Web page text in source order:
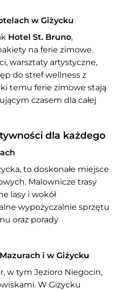
w Giżycku
Hotel St. Bruno,
na ferie zimowe.
warsztaty artystyczne,
do stref wellness z
temu ferie zimowe stają
czasem dla całej
dla każdego
to doskonałe miejsce
Malownicze trasy
lasy i wokół
wypożyczalnie sprzętu
oraz porady
i w Giżycku
w tym Jezioro Niegocin,
W Giżycku